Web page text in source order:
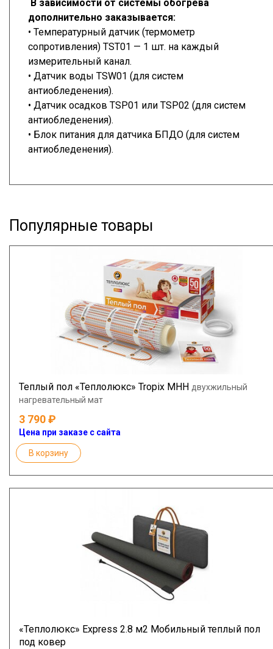
В зависимости от системы обогрева
дополнительно заказывается:
• Температурный датчик (термометр
сопротивления) TST01 — 1 шт. на каждый
измерительный канал.
• Датчик воды TSW01 (для систем
антиобледенения).
• Датчик осадков TSP01 или TSP02 (для систем
антиобледенения).
• Блок питания для датчика БПДО (для систем
антиобледенения).
Популярные товары
Теплый пол «Теплолюкс» Tropix МНН двухжильный
нагревательный мат
3 790
Цена при заказе с сайта
В корзину
«Теплолюкс» Express 2.8 м2 Мобильный теплый пол
под ковер